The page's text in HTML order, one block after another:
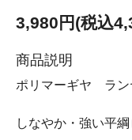
3,980円(税込
商品説明
ポリマーギヤ ラ
しなやか・強い平